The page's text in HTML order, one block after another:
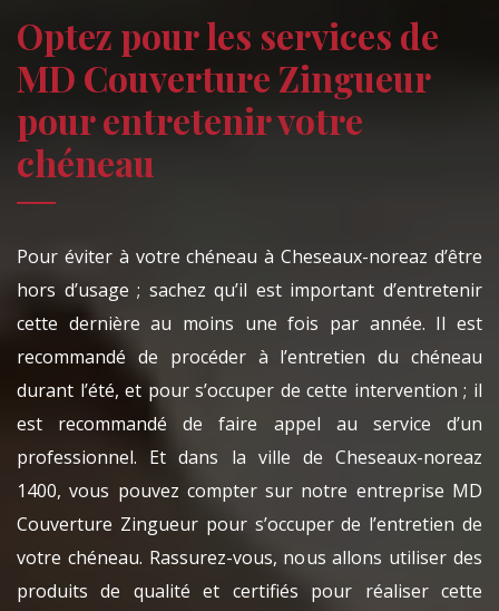
Optez pour les services de
MD Couverture Zingueur
pour entretenir votre
chéneau
Pour éviter à votre chéneau à Cheseaux-noreaz d’être
hors d’usage ; sachez qu’il est important d’entretenir
cette dernière au moins une fois par année. Il est
recommandé de procéder à l’entretien du chéneau
durant l’été, et pour s’occuper de cette intervention ; il
est recommandé de faire appel au service d’un
professionnel. Et dans la ville de Cheseaux-noreaz
1400, vous pouvez compter sur notre entreprise MD
Couverture Zingueur pour s’occuper de l’entretien de
votre chéneau. Rassurez-vous, nous allons utiliser des
produits de qualité et certifiés pour réaliser cette